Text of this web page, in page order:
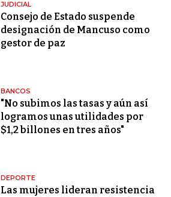
JUDICIAL
Consejo de Estado suspende
designación de Mancuso como
gestor de paz
BANCOS
"No subimos las tasas y aún así
logramos unas utilidades por
$1,2 billones en tres años"
DEPORTE
Las mujeres lideran resistencia